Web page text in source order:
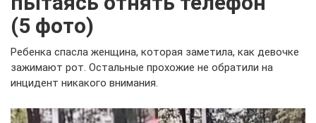
(5 фото)
Ребенка спасла женщина, которая заметила, как девочке
зажимают рот. Остальные прохожие не обратили на
инцидент никакого внимания.